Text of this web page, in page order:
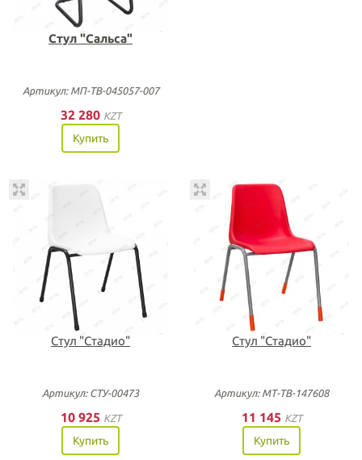
Стул "Сальса"
Артикул: МП-ТВ-045057-007
32 280 KZT
Купить
Стул "Стадио"
Артикул: СТУ-00473
10 925 KZT
Купить
Стул "Стадио"
Артикул: МТ-ТВ-147608
11 145 KZT
Купить